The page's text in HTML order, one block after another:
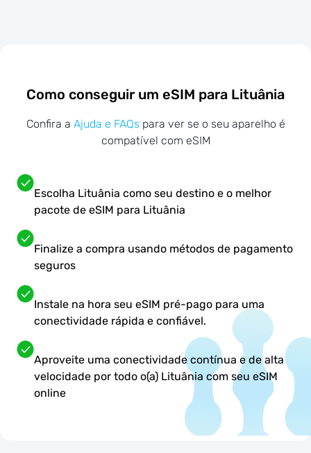
Como conseguir um eSIM para Lituânia
Confira a Ajuda e FAQs para ver se o seu aparelho é
compatível com eSIM
Escolha Lituânia como seu destino e o melhor
pacote de eSIM para Lituânia
Finalize a compra usando métodos de pagamento
seguros
Instale na hora seu eSIM pré-pago para uma
conectividade rápida e confiável.
Aproveite uma conectividade contínua e de alta
velocidade por todo o(a) Lituânia com seu eSIM
online